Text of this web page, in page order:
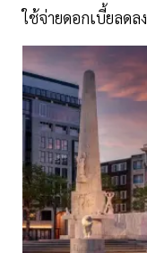
ใช้จ่ายดอกเบี้ยลดลง